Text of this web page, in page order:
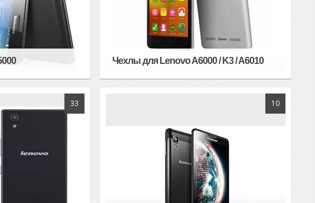
Чехлы для Lenovo A6000 / K3 / A6010
33 10